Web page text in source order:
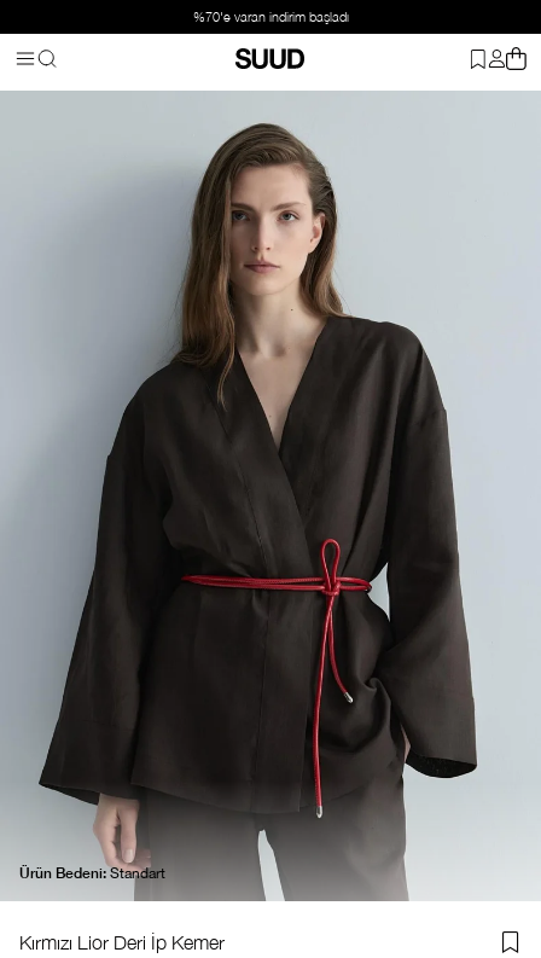
%70'e varan indirim başladı
Kemer Kırmızı Lior Deri İp Kemer
Ürün Bedeni: Standart
Kırmızı Lior Deri İp Kemer